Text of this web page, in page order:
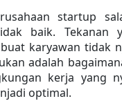
startup
baik. Tekanan
karyawan tidak
adalah
kerja yang
optimal.